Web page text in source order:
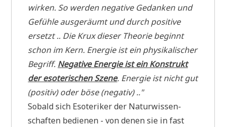
wir­ken. So wer­den nega­ti­ve Gedan­ken und
Gefüh­le aus­ge­räumt und durch posi­ti­ve
ersetzt .. Die Krux die­ser Theo­rie beginnt
schon im Kern. Ener­gie ist ein phy­si­ka­li­scher
Begriff. Nega­ti­ve Ener­gie ist ein Kon­strukt
der eso­te­ri­schen Sze­ne. Ener­gie ist nicht gut
(posi­tiv) oder böse (nega­tiv) .."
Sobald sich Eso­te­ri­ker der Natur­wis­sen­
schaf­ten bedie­nen - von denen sie in fast